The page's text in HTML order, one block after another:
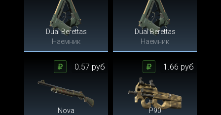
Dual Berettas
Наемник
Dual Berettas
Наемник
Nova
0.57 руб
P90
1.66 руб